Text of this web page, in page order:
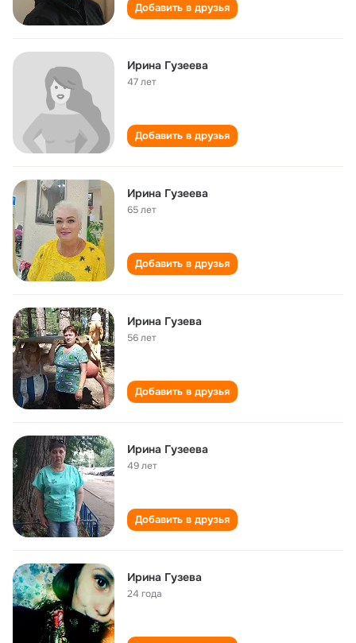
Добавить в друзья
Ирина Гузеева
47 лет
Добавить в друзья
Ирина Гузеева
65 лет
Добавить в друзья
Ирина Гузева
56 лет
Добавить в друзья
Ирина Гузеева
49 лет
Добавить в друзья
Ирина Гузева
24 года